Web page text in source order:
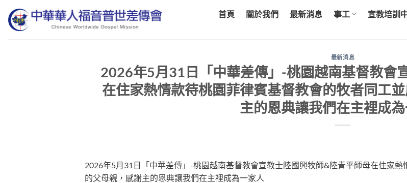
content
首頁 關於我們 最新消息 事工 宣教培訓
最新消息
2026年5月31日「中華差傳」-桃園越南基督教會
在住家熱情款待桃園菲律賓基督教會的牧者同工
主的恩典讓我們在主裡成
2026年5月31日「中華差傳」-桃園越南基督教會宣教士陸國興牧師&陸青平師母在住家
的父母親，感謝主的恩典讓我們在主裡成為一家人